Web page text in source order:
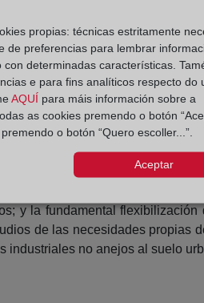
lucha contra la despoblación.
del Medio Rural, hoy en
para el desarrollo sostenible
de medidas en las que es
en grandes municipios
en el seno de las
territorial reguladores de
y las diputaciones a
y la fundamental
de las necesidades propias
industriales no anejos al suelo
propias: técnicas estritamente
de preferencias para lembrar
determinadas características.
e para fins analíticos respecto do
AQUÍ para máis información sobre a
as cookies premendo o botón
o botón “Quero escoller...”.
Aceptar